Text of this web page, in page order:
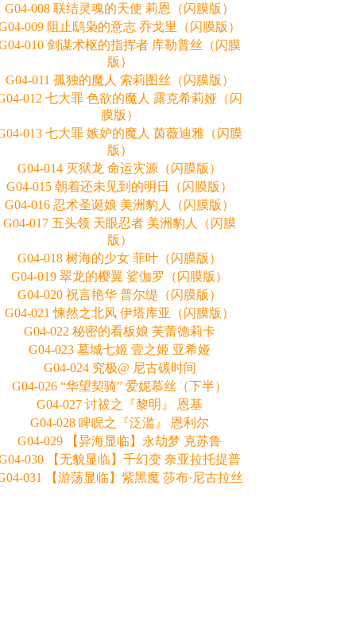
G04-008 联结灵魂的天使 莉恩（闪膜版）
009 阻止鸱枭的意志 乔戈里（闪膜版）
010 剑谋术枢的指挥者 库勒普丝（闪膜
版）
G04-011 孤独的魔人 索莉图丝（闪膜版）
012 七大罪 色欲的魔人 露克希莉娅（闪
膜版）
013 七大罪 嫉妒的魔人 茵薇迪雅（闪膜
版）
G04-014 灭狱龙 命运灾源（闪膜版）
G04-015 朝着还未见到的明日（闪膜版）
G04-016 忍术圣诞娘 美洲豹人（闪膜版）
G04-017 五头领 天眼忍者 美洲豹人（闪膜
版）
G04-018 树海的少女 菲叶（闪膜版）
G04-019 翠龙的樱翼 娑伽罗（闪膜版）
G04-020 祝言艳华 普尔缇（闪膜版）
G04-021 悚然之北风 伊塔库亚（闪膜版）
G04-022 秘密的看板娘 芙蕾德莉卡
G04-023 墓城七姬 壹之姬 亚希娅
G04-024 究极@ 尼古碳时间
G04-026 “华望契骑” 爱妮慕丝（下半）
G04-027 讨祓之『黎明』 恩基
G04-028 睥睨之『泛滥』 恩利尔
G04-029 【异海显临】永劫梦 克苏鲁
030 【无貌显临】千幻变 奈亚拉托提普
031 【游荡显临】紫黑魔 莎布·尼古拉丝